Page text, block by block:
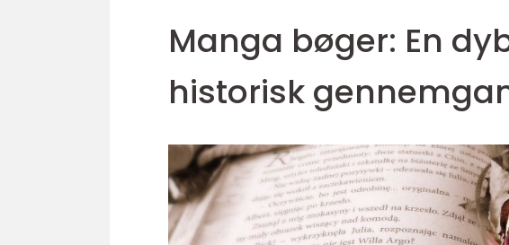
Manga bøger: En
historisk